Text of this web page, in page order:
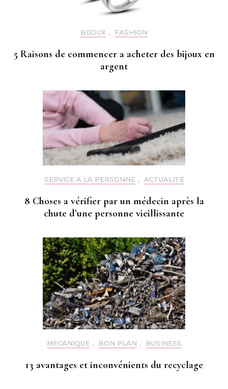
BIJOUX , FASHION
5 Raisons de commencer a acheter des bijoux en
argent
SERVICE A LA PERSONNE , ACTUALITÉ
8 Choses a vérifier par un médecin après la
chute d’une personne vieillissante
MECANIQUE , BON PLAN , BUSINESS
13 avantages et inconvénients du recyclage